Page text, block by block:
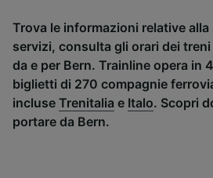
Trova le informazioni relative
servizi, consulta gli orari dei
da e per Bern. Trainline opera in
biglietti di 270 compagnie
incluse Trenitalia e Italo. Scopri
portare da Bern.